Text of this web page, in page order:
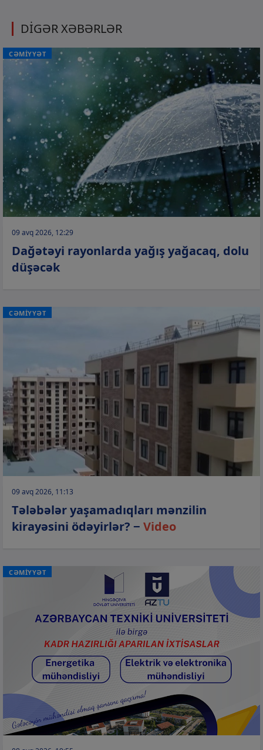
DİGƏR XƏBƏRLƏR
CƏMİYYƏT
09 avq 2026, 12:29
Dağətəyi rayonlarda yağış yağacaq, dolu
düşəcək
CƏMİYYƏT
09 avq 2026, 11:13
Tələbələr yaşamadıqları mənzilin
kirayəsini ödəyirlər? − Video
CƏMİYYƏT